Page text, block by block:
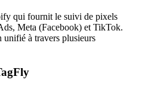
qui fournit le suivi de pixels
Meta (Facebook) et TikTok.
à travers plusieurs